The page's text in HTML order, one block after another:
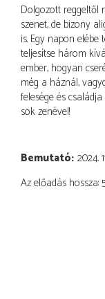
Dolgozott reggeltől
szenet, de bizony
is. Egy napon
teljesítse három
ember, hogyan
még a háznál,
felesége és
sok zenével!
Bemutató 2024.
Az előadás hossza: